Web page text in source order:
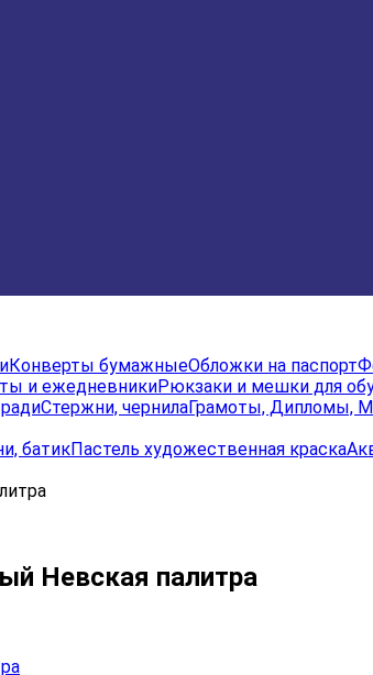
Конверты бумажныеОбложки на паспорт
и ежедневникиРюкзаки и мешки для
Стержни, чернилаГрамоты, Дипломы,
батикПастель художественная краска
Невская палитра